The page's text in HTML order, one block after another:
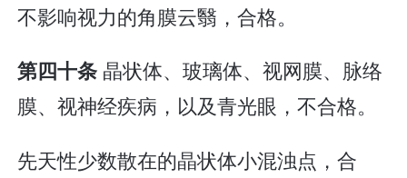
不影响视力的角膜云翳，合格。
第四十条 晶状体、玻璃体、视网膜、脉络
膜、视神经疾病，以及青光眼，不合格。
先天性少数散在的晶状体小混浊点，合